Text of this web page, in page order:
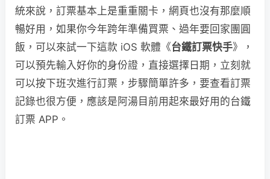
統來說，訂票基本上是重重關卡，網頁也沒有那麼順
暢好用，如果你今年跨年準備買票、過年要回家團圓
飯，可以來試一下這款 iOS 軟體《台鐵訂票快手》，
可以預先輸入好你的身份證，直接選擇日期，立刻就
可以按下班次進行訂票，步驟簡單許多，要查看訂票
記錄也很方便，應該是阿湯目前用起來最好用的台鐵
訂票 APP。